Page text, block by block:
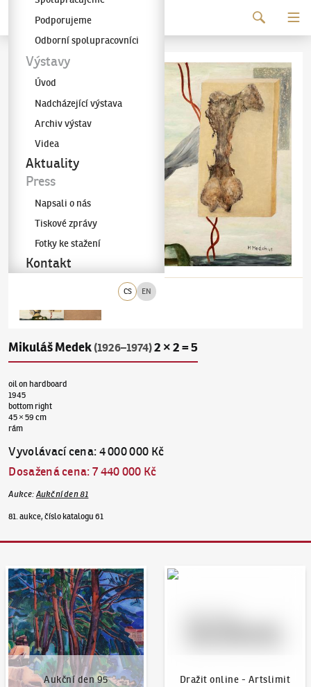
Galerie KODL
CS EN
Podporujeme
Odborní spolupracovníci
Výstavy
Úvod
Nadcházející výstava
Archiv výstav
Videa
Aktuality
Press
Napsali o nás
Tiskové zprávy
Fotky ke stažení
Kontakt
Mikuláš Medek (1926–1974)2 × 2 = 5
oil on hardboard
1945
bottom right
45 × 59 cm
rám
Vyvolávací cena:4 000 000 Kč
Dosažená cena:7 440 000 Kč
Aukce: Aukční den 81
81. aukce, číslo katalogu 61
Aukční den 95
Aukční den 95
Dražit online - Artslimit
Dražit online - Artslimit